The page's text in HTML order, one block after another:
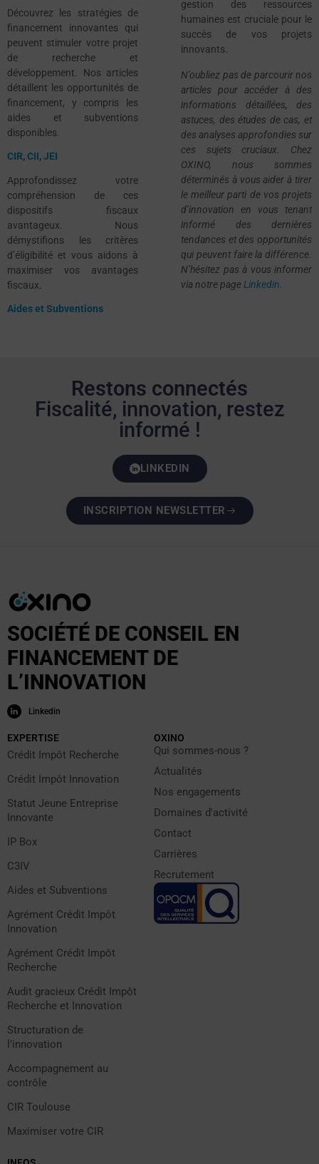
Découvrez les stratégies de
financement innovantes qui
peuvent stimuler votre projet
de recherche et
développement. Nos articles
détaillent les opportunités de
financement, y compris les
aides et subventions
disponibles.
CIR,CII,JEI
Approfondissez votre
compréhension de ces
dispositifs fiscaux
avantageux. Nous
démystifions les critères
d’éligibilité et vous aidons à
maximiser vos avantages
fiscaux.
Aides et Subventions
gestion des ressources
humaines est cruciale pour le
succès de vos projets
innovants.
N’oubliez pas de parcourir nos
articles pour accéder à des
informations détaillées, des
astuces, des études de cas, et
des analyses approfondies sur
ces sujets cruciaux. Chez
OXINO, nous sommes
déterminés à vous aider à tirer
le meilleur parti de vos projets
d’innovation en vous tenant
informé des dernières
tendances et des opportunités
qui peuvent faire la différence.
N’hésitez pas à vous informer
via notre pageLinkedin
Restons connectés
Fiscalité, innovation, restez
informé !
LINKEDIN
INSCRIPTION NEWSLETTER
SOCIÉTÉ DE CONSEIL EN
FINANCEMENT DE
L’INNOVATION
Linkedin
EXPERTISE
Crédit Impôt Recherche
Crédit Impôt Innovation
Statut Jeune Entreprise
Innovante
IP Box
C3IV
Aides et Subventions
Agrément Crédit Impôt
Innovation
Agrément Crédit Impôt
Recherche
Audit gracieux Crédit Impôt
Recherche et Innovation
Structuration de
l’innovation
Accompagnement au
contrôle
CIR Toulouse
Maximiser votre CIR
OXINO
Qui sommes-nous ?
Actualités
Nos engagements
Domaines d'activité
Contact
Carrières
Recrutement